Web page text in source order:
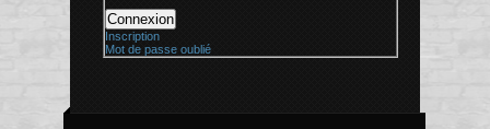
Connexion
Inscription
Mot de passe oublié